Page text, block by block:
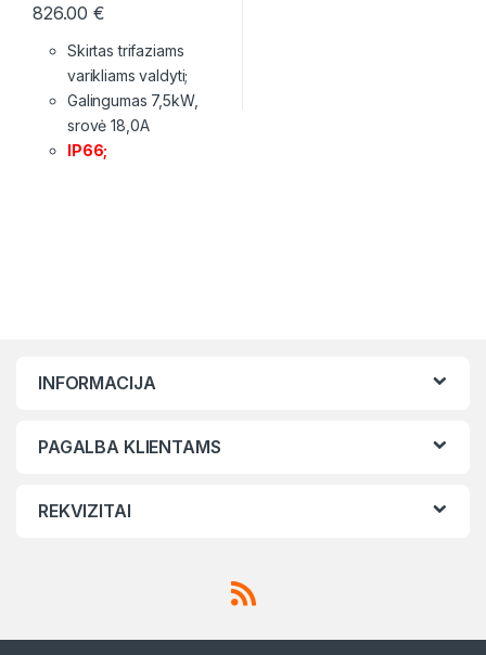
826.00€
Skirtas trifaziams
varikliams valdyti;
Galingumas 7,5kW,
srovė 18,0A
IP66;
INFORMACIJA
PAGALBA KLIENTAMS
REKVIZITAI